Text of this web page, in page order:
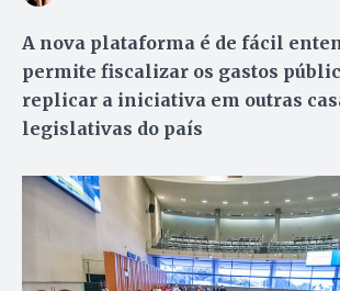
A nova plataforma é de fácil
permite fiscalizar os gastos
replicar a iniciativa em outras
legislativas do país